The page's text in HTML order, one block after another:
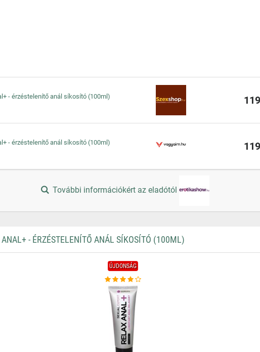
- érzéstelenítő anál síkosító (100ml)
- érzéstelenítő anál síkosító (100ml)
További információkért az eladótól
- ÉRZÉSTELENÍTŐ ANÁL SÍKOSÍTÓ (100ML)
ÚJDONSÁG